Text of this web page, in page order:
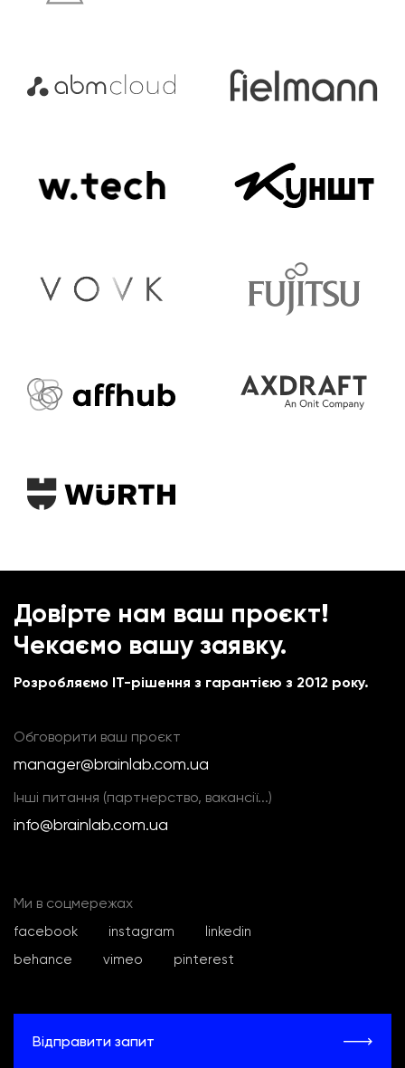
Довірте нам ваш проєкт!
Чекаємо вашу заявку.
Розробляємо IT-рішення з гарантією з 2012 року.
Обговорити ваш проєкт
manager@brainlab.com.ua
Інші питання (партнерство, вакансії...)
info@brainlab.com.ua
Ми в соцмережах
facebook instagram
linkedin
behance
vimeo pinterest
Відправити запит